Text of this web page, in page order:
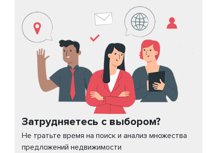
Затрудняетесь с выбором?
Не тратьте время на поиск и анализ множества
предложений недвижимости